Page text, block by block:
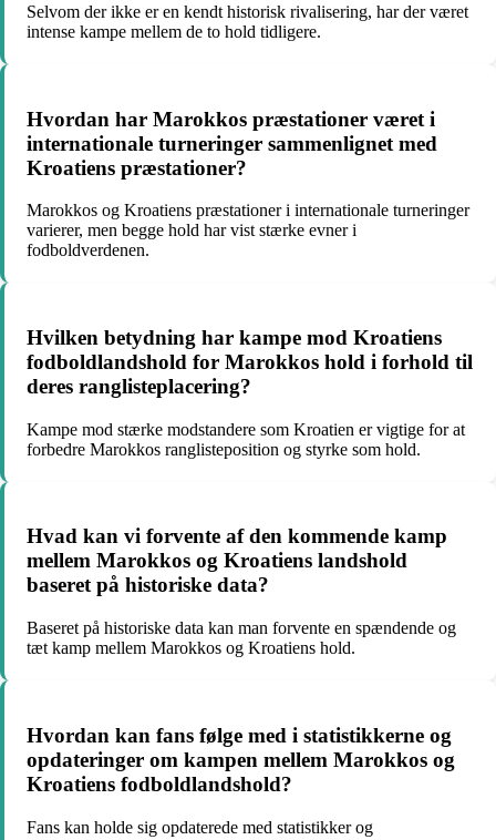
Selvom der ikke er en kendt historisk rivalisering, har der været
intense kampe mellem de to hold tidligere.
Hvordan har Marokkos præstationer været i
internationale turneringer sammenlignet med
Kroatiens præstationer?
Marokkos og Kroatiens præstationer i internationale turneringer
varierer, men begge hold har vist stærke evner i
fodboldverdenen.
Hvilken betydning har kampe mod Kroatiens
fodboldlandshold for Marokkos hold i forhold til
deres ranglisteplacering?
Kampe mod stærke modstandere som Kroatien er vigtige for at
forbedre Marokkos ranglisteposition og styrke som hold.
Hvad kan vi forvente af den kommende kamp
mellem Marokkos og Kroatiens landshold
baseret på historiske data?
Baseret på historiske data kan man forvente en spændende og
tæt kamp mellem Marokkos og Kroatiens hold.
Hvordan kan fans følge med i statistikkerne og
opdateringer om kampen mellem Marokkos og
Kroatiens fodboldlandshold?
Fans kan holde sig opdaterede med statistikker og